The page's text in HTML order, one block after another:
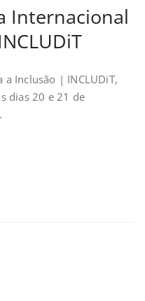
Internacional
a Inclusão | INCLUDiT,
dias 20 e 21 de